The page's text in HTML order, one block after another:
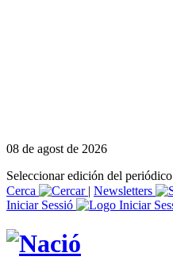
08 de agost de 2026
Seleccionar edición del periódico
Cerca
| Newsletters
Iniciar Sessió